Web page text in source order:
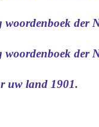
der
der
uw land 1901.